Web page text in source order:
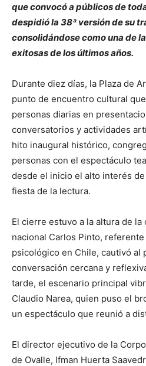
que convocó a públicos de
despidió la 38ª versión de su
consolidándose como una de
exitosas de los últimos años.
Durante diez días, la Plaza de
punto de encuentro cultural
personas diarias en
conversatorios y actividades
hito inaugural histórico,
personas con el espectáculo
desde el inicio el alto interés
fiesta de la lectura.
El cierre estuvo a la altura de
nacional Carlos Pinto,
psicológico en Chile, cautivó al
conversación cercana y
tarde, el escenario principal
Claudio Narea, quien puso el
un espectáculo que reunió a
El director ejecutivo de la
de Ovalle, Ifman Huerta